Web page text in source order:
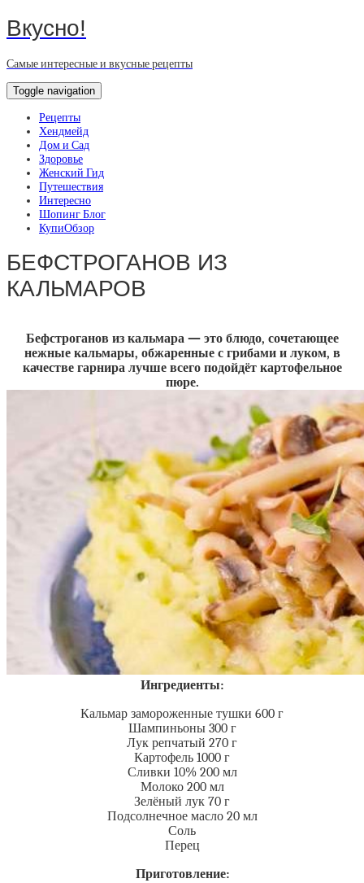
Вкусно!
Самые интересные и вкусные рецепты
Toggle navigation
Рецепты
Хендмейд
Дом и Сад
Здоровье
Женский Гид
Путешествия
Интересно
Шопинг Блог
КупиОбзор
БЕФСТРОГАНОВ ИЗ
КАЛЬМАРОВ
Бефстроганов из кальмара — это блюдо, сочетающее
нежные кальмары, обжаренные с грибами и луком, в
качестве гарнира лучше всего подойдёт картофельное
пюре.
Ингредиенты:
Кальмар замороженные тушки 600 г
Шампиньоны 300 г
Лук репчатый 270 г
Картофель 1000 г
Сливки 10% 200 мл
Молоко 200 мл
Зелёный лук 70 г
Подсолнечное масло 20 мл
Соль
Перец
Приготовление: